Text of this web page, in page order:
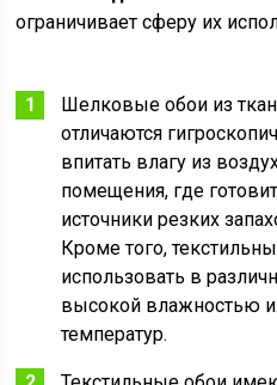
ограничивает сферу их
Шелковые обои из
отличаются
впитать влагу из
помещения, где
источники резких
Кроме того,
использовать в
высокой влажностью
температур.